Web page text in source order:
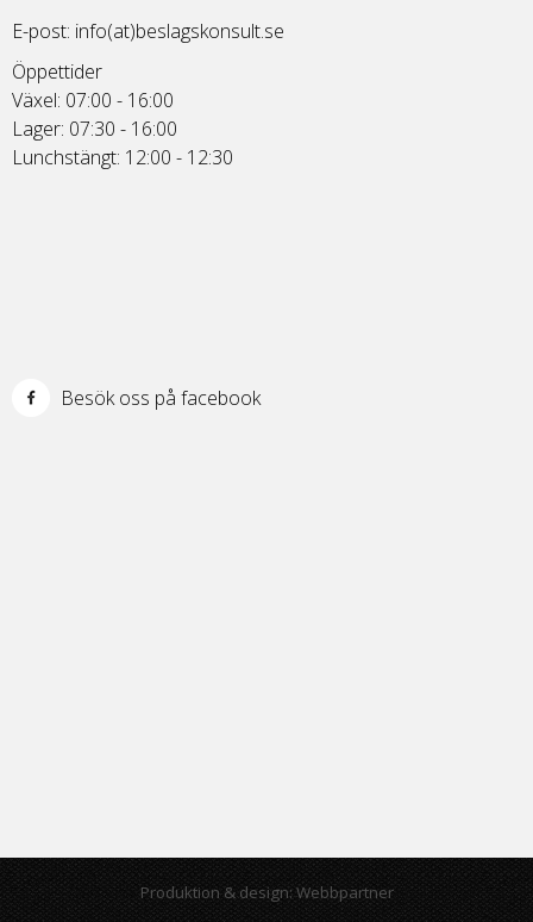
E-post: info(at)beslagskonsult.se
Öppettider
Växel: 07:00 - 16:00
Lager: 07:30 - 16:00
Lunchstängt: 12:00 - 12:30
Besök oss på facebook
Produktion & design: Webbpartner